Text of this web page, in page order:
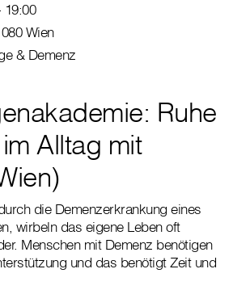
19:00
Wien
& Demenz
Ruhe
Alltag mit
die Demenzerkrankung eines
wirbeln das eigene Leben oft
Menschen mit Demenz benötigen
und das benötigt Zeit und